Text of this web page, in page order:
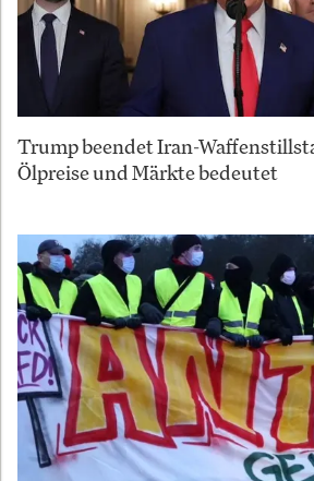
Trump beendet Iran-
Ölpreise und Märkte bedeutet